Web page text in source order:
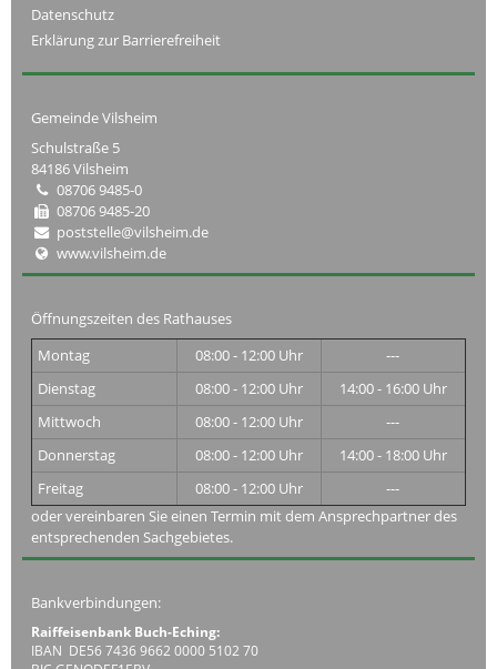
Datenschutz
Erklärung zur Barrierefreiheit
Gemeinde Vilsheim
Schulstraße 5
84186 Vilsheim
08706 9485-0
08706 9485-20
poststelle@vilsheim.de
www.vilsheim.de
Öffnungszeiten des Rathauses
Montag
08:00 - 12:00 Uhr
---
Dienstag
08:00 - 12:00 Uhr
14:00 - 16:00 Uhr
Mittwoch
08:00 - 12:00 Uhr
---
Donnerstag
08:00 - 12:00 Uhr
14:00 - 18:00 Uhr
Freitag
08:00 - 12:00 Uhr
---
oder vereinbaren Sie einen Termin mit dem Ansprechpartner des
entsprechenden Sachgebietes.
Bankverbindungen:
Raiffeisenbank Buch-Eching:
IBAN DE56 7436 9662 0000 5102 70